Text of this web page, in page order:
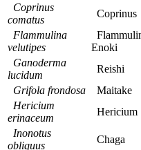
Coprinus
comatus
Coprinus
Flammulina
velutipes
Enoki
Ganoderma
lucidum
Reishi
Grifola frondosa
Maitake
Hericium
erinaceum
Hericium
Inonotus
obliquus
Chaga